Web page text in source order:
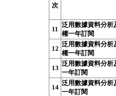
次
11
泛用數據資料分析
權一年訂閱
12
泛用數據資料分析
權一年訂閱
13
泛用數據資料分析
一年訂閱
14
泛用數據資料分析
一年訂閱